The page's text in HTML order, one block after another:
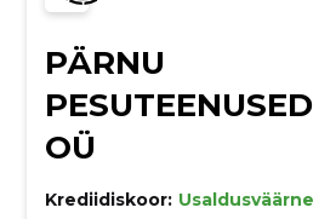
PÄRNU
PESUTEENUSED
OÜ
Krediidiskoor: Usaldusväärne